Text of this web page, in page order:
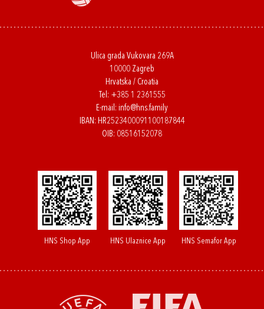
Ulica grada Vukovara 269A
10000 Zagreb
Hrvatska / Croatia
Tel: +385 1 2361555
E-mail: info@hns.family
IBAN: HR2523400091100187844
OIB: 08516152078
HNS Shop App HNS Ulaznice App HNS Semafor App